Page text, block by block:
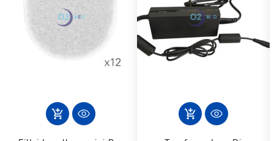
add_shopping_cart add_shopping_cart